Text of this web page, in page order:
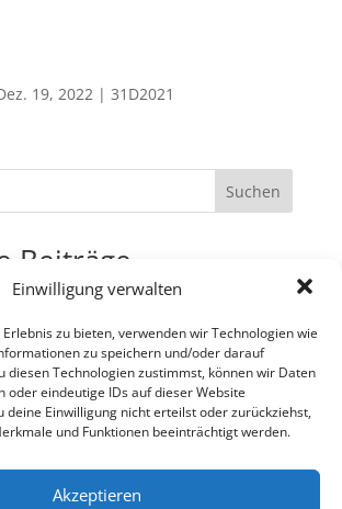
Einwilligung verwalten
zu bieten, verwenden wir Technologien wie
zu speichern und/oder darauf
diesen Technologien zustimmst, können wir Daten
oder eindeutige IDs auf dieser Website
deine Einwilligung nicht erteilst oder zurückziehst,
und Funktionen beeinträchtigt werden.
Akzeptieren
19, 2022| 31D2021
Suchen
Beiträge
Kommentare